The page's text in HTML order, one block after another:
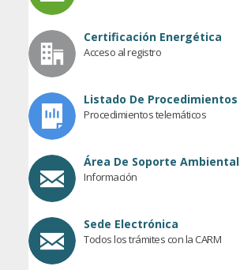
Certificación Energética
Acceso al registro
Listado De Procedimientos
Procedimientos telemáticos
Área De Soporte Ambiental
Información
Sede Electrónica
Todos los trámites con la CARM